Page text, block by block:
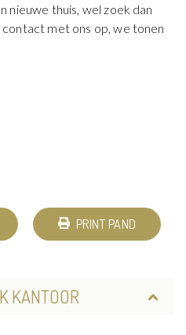
nieuwe thuis, wel zoek dan
met ons op, we tonen
PRINT PAND
KANTOOR